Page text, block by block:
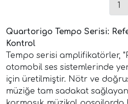
1
Quartorigo Tempo Serisi:
Kontrol
Tempo serisi amplifikatörler,
otomobil ses sistemlerinde
için üretilmiştir. Nötr ve
müziğe tam sadakat